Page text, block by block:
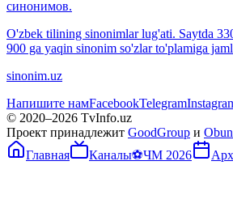
синонимов.
O'zbek tilining sinonimlar lug'ati. Saytda
900 ga yaqin sinonim so'zlar to'plamiga
sinonim.uz
Напишите намFacebookTelegram
© 2020–2026 TvInfo.uz
Проект принадлежит GoodGroup и
Главная
Каналы⚽ЧМ 2026